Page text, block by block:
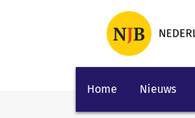
Home Nieuws